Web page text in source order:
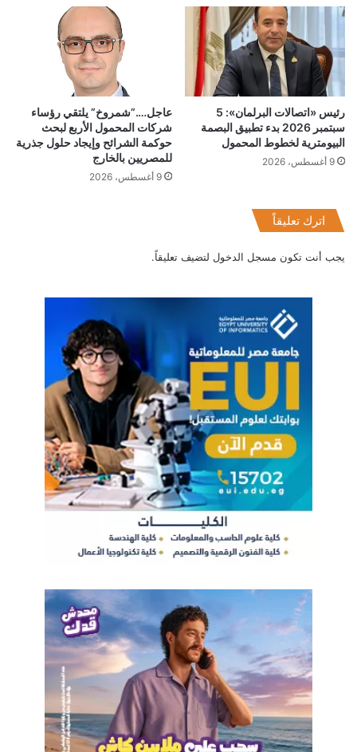
رئيس «اتصالات البرلمان»: 5
سبتمبر 2026 بدء تطبيق البصمة
البيومترية لخطوط المحمول
9 أغسطس، 2026
عاجل….”شمروخ” يلتقي رؤساء
شركات المحمول الأربع لبحث
حوكمة الشرائح وإيجاد حلول جذرية
للمصريين بالخارج
9 أغسطس، 2026
اترك تعليقاً
يجب أنت تكون مسجل الدخول لتضيف تعليقاً.